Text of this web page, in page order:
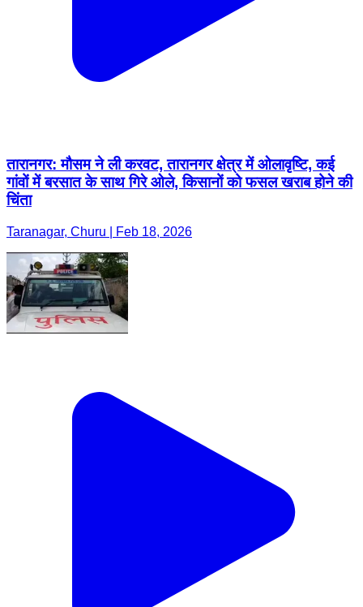
तारानगर: मौसम ने ली करवट, तारानगर क्षेत्र में ओलावृष्टि, कई
गांवों में बरसात के साथ गिरे ओले, किसानों को फसल खराब होने की
चिंता
Taranagar, Churu | Feb 18, 2026